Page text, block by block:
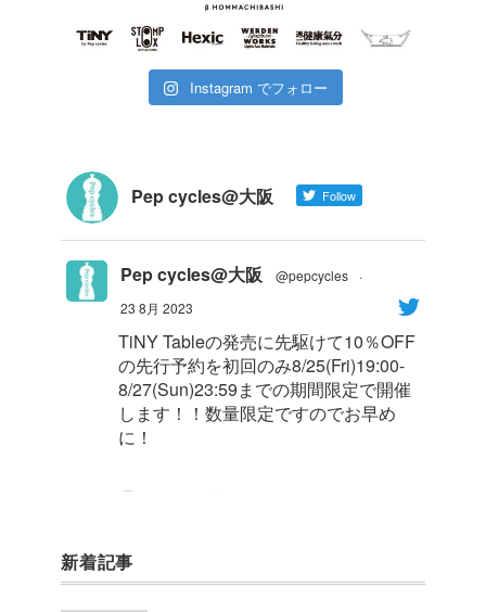
Instagram でフォロー
Pep cycles@大阪 Follow
Pep cycles@大阪 @pepcycles
·
23 8月 2023
TiNY Tableの発売に先駆けて10％OFF
の先行予約を初回のみ8/25(Fri)19:00-
8/27(Sun)23:59までの期間限定で開催
します！！数量限定ですのでお早め
に！
Pep cycles@大阪
新着記事